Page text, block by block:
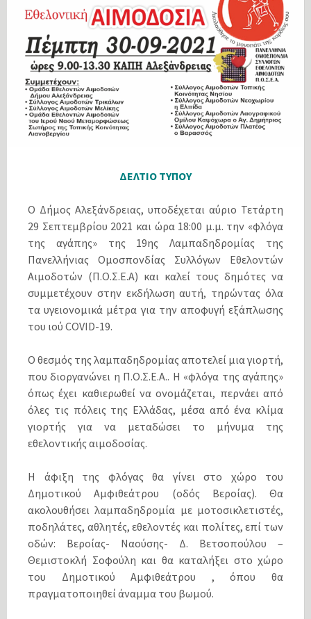
ΔΕΛΤΙΟ ΤΥΠΟΥ
Ο Δήμος Αλεξάνδρειας, υποδέχεται αύριο Τετάρτη
29 Σεπτεμβρίου 2021 και ώρα 18:00 μ.μ. την «φλόγα
της αγάπης» της 19ης Λαμπαδηδρομίας της
Πανελλήνιας Ομοσπονδίας Συλλόγων Εθελοντών
Αιμοδοτών (Π.Ο.Σ.Ε.Α) και καλεί τους δημότες να
συμμετέχουν στην εκδήλωση αυτή, τηρώντας όλα
τα υγειονομικά μέτρα για την αποφυγή εξάπλωσης
του ιού COVID-19.
Ο θεσμός της λαμπαδηδρομίας αποτελεί μια γιορτή,
που διοργανώνει η Π.Ο.Σ.Ε.Α.. Η «φλόγα της αγάπης»
όπως έχει καθιερωθεί να ονομάζεται, περνάει από
όλες τις πόλεις της Ελλάδας, μέσα από ένα κλίμα
γιορτής για να μεταδώσει το μήνυμα της
εθελοντικής αιμοδοσίας.
Η άφιξη της φλόγας θα γίνει στο χώρο του
Δημοτικού Αμφιθεάτρου (οδός Βεροίας). Θα
ακολουθήσει λαμπαδηδρομία με μοτοσικλετιστές,
ποδηλάτες, αθλητές, εθελοντές και πολίτες, επί των
οδών: Βεροίας- Ναούσης- Δ. Βετσοπούλου –
Θεμιστοκλή Σοφούλη και θα καταλήξει στο χώρο
του Δημοτικού Αμφιθεάτρου , όπου θα
πραγματοποιηθεί άναμμα του βωμού.